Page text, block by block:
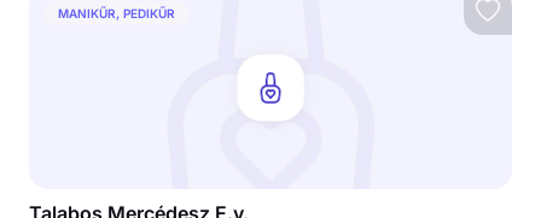
MANIKŰR, PEDIKŰR
Talabos Mercédesz E.v.